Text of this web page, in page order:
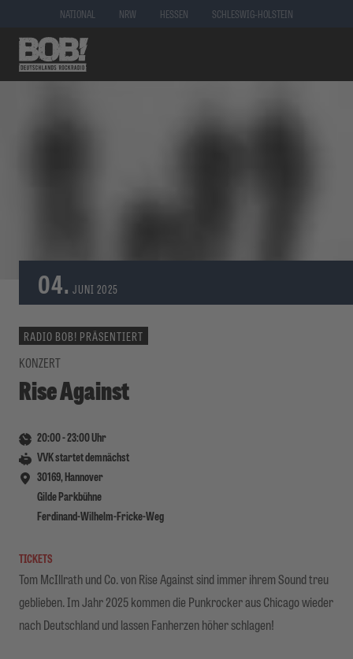
NATIONAL NRW HESSEN SCHLESWIG-HOLSTEIN
04. JUNI 2025
RADIO BOB! PRÄSENTIERT
KONZERT
Rise Against
20:00-23:00Uhr
VVK startet demnächst
30169, Hannover
Gilde Parkbühne
Ferdinand-Wilhelm-Fricke-Weg
TICKETS
Tom McIllrath und Co. von Rise Against sind immer ihrem Sound treu
geblieben. Im Jahr 2025 kommen die Punkrocker aus Chicago wieder
nach Deutschland und lassen Fanherzen höher schlagen!